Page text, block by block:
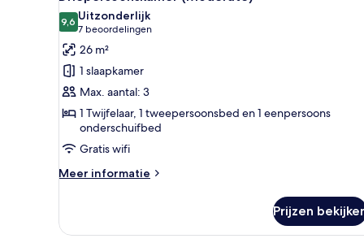
kamers
foto's
voor
Driepersoonskamer
(Moderate)
laden
9,69,6 van 10
Uitzonderlijk
7 beoordelingen
(7
beoordelingen)
26 m²
1 slaapkamer
Max. aantal: 3
1 Twijfelaar, 1 tweepersoonsbed en 1 eenpersoons
onderschuifbed
Gratis wifi
Meer informatie
Meer
(Moderate)
Prijzen